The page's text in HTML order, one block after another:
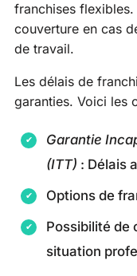
franchises
couverture en cas
de travail.
Les délais de
garanties. Voici les
Garantie
(ITT) : Délais
Options de
Possibilité de
situation